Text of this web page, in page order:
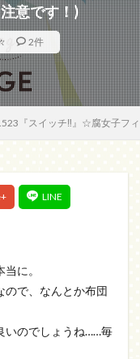
意です！)
2件
『スイッチ‼』☆腐女子フ
に。
ので、なんとか布団
いのでしょうね……毎